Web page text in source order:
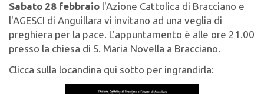
Sabato 28 febbraio l'Azione Cattolica di Bracciano e
l'AGESCI di Anguillara vi invitano ad una veglia di
preghiera per la pace. L'appuntamento è alle ore 21.00
presso la chiesa di S. Maria Novella a Bracciano.
Clicca sulla locandina qui sotto per ingrandirla: